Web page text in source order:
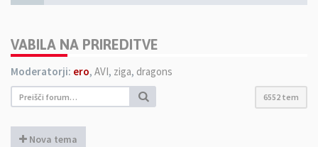
VABILA NA PRIREDITVE
Moderatorji: ero, AVI, ziga, dragons
6552 tem
Nova tema